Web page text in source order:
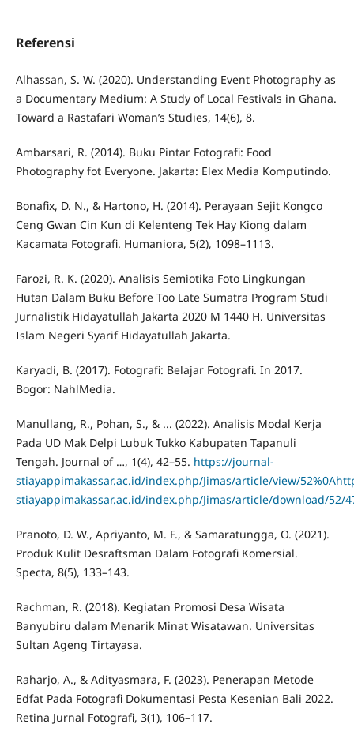
Referensi
Alhassan, S. W. (2020). Understanding Event Photography as
a Documentary Medium: A Study of Local Festivals in Ghana.
Toward a Rastafari Woman’s Studies, 14(6), 8.
Ambarsari, R. (2014). Buku Pintar Fotografi: Food
Photography fot Everyone. Jakarta: Elex Media Komputindo.
Bonafix, D. N., & Hartono, H. (2014). Perayaan Sejit Kongco
Ceng Gwan Cin Kun di Kelenteng Tek Hay Kiong dalam
Kacamata Fotografi. Humaniora, 5(2), 1098–1113.
Farozi, R. K. (2020). Analisis Semiotika Foto Lingkungan
Hutan Dalam Buku Before Too Late Sumatra Program Studi
Jurnalistik Hidayatullah Jakarta 2020 M 1440 H. Universitas
Islam Negeri Syarif Hidayatullah Jakarta.
Karyadi, B. (2017). Fotografi: Belajar Fotografi. In 2017.
Bogor: NahlMedia.
Manullang, R., Pohan, S., & ... (2022). Analisis Modal Kerja
Pada UD Mak Delpi Lubuk Tukko Kabupaten Tapanuli
Tengah. Journal of …, 1(4), 42–55. https://journal-
stiayappimakassar.ac.id/index.php/Jimas/article/view/
stiayappimakassar.ac.id/index.php/Jimas/article/download/52/
Pranoto, D. W., Apriyanto, M. F., & Samaratungga, O. (2021).
Produk Kulit Desraftsman Dalam Fotografi Komersial.
Specta, 8(5), 133–143.
Rachman, R. (2018). Kegiatan Promosi Desa Wisata
Banyubiru dalam Menarik Minat Wisatawan. Universitas
Sultan Ageng Tirtayasa.
Raharjo, A., & Adityasmara, F. (2023). Penerapan Metode
Edfat Pada Fotografi Dokumentasi Pesta Kesenian Bali 2022.
Retina Jurnal Fotografi, 3(1), 106–117.